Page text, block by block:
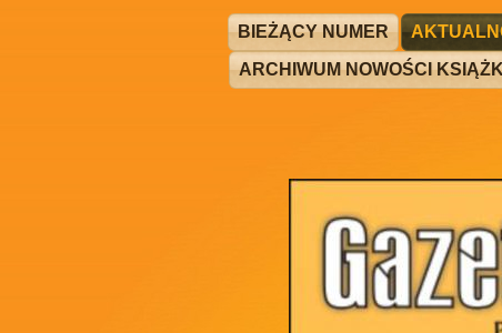
BIEŻĄCY NUMER
ARCHIWUM NOWOŚCI